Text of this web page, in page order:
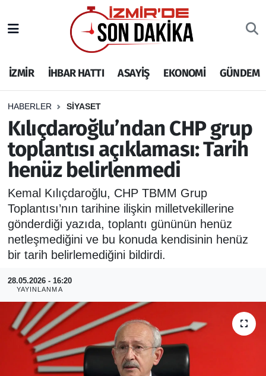
İZMİR İHBAR HATTI ASAYİŞ EKONOMİ GÜNDEM
HABERLER SİYASET
Kılıçdaroğlu’ndan CHP grup
toplantısı açıklaması: Tarih
henüz belirlenmedi
Kemal Kılıçdaroğlu, CHP TBMM Grup
Toplantısı’nın tarihine ilişkin milletvekillerine
gönderdiği yazıda, toplantı gününün henüz
netleşmediğini ve bu konuda kendisinin henüz
bir tarih belirlemediğini bildirdi.
28.05.2026 - 16:20
YAYINLANMA
İHBAR HATTI
DEPREM
GENEL
EKONOMİ
SİYASET
SPOR
ASAYİŞ
RESMİ REKLAM
İzmir Nöbetçi Eczaneler
İzmir Hava Durumu
İzmir Namaz Vakitleri
İzmir Trafik Yoğunluk Haritası
Puan Durumu ve Fikstür
Tüm Manşetler
Son Dakika Haberleri
Haber Arşivi